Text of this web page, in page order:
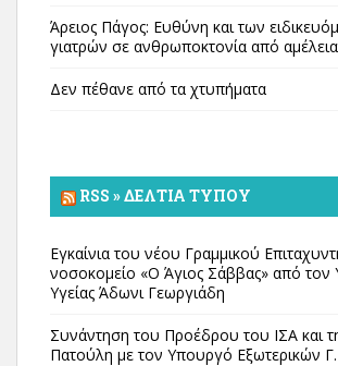
Άρειος Πάγος: Ευθύνη και των
γιατρών σε ανθρωποκτονία από αμέλεια
Δεν πέθανε από τα χτυπήματα
RSS » ΔΕΛΤΊΑ ΤΎΠΟΥ
Εγκαίνια του νέου Γραμμικού
νοσοκομείο «Ο Άγιος Σάββας» από
Υγείας Άδωνι Γεωργιάδη
Συνάντηση του Προέδρου του ΙΣΑ και
Πατούλη με τον Υπουργό Εξωτερικών Γ.